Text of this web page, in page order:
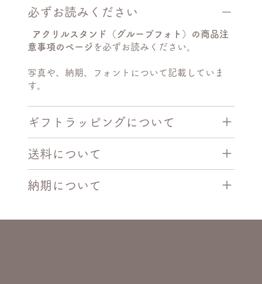
必ずお読みください
アクリルスタンド（グループフォト）の商品注
意事項のページ を必ずお読みください。
写真や、納期、フォントについて記載していま
す。
ギフトラッピングについて
送料について
納期について